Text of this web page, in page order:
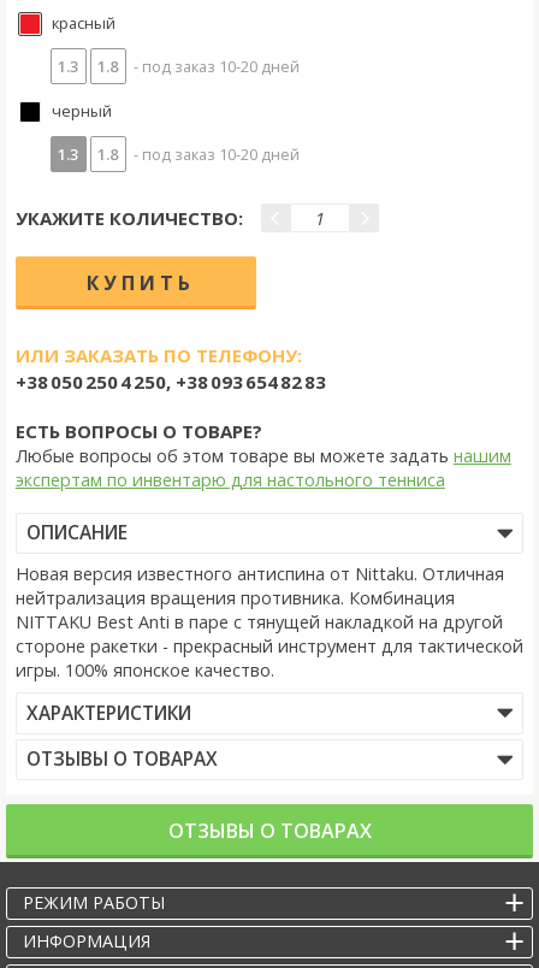
красный
1.3
1.8 - под заказ 10-20 дней
черный
1.3
1.8 - под заказ 10-20 дней
УКАЖИТЕ КОЛИЧЕСТВО:
ИЛИ ЗАКАЗАТЬ ПО ТЕЛЕФОНУ:
+38 050 250 4 250, +38 093 654 82 83
ЕСТЬ ВОПРОСЫ О ТОВАРЕ?
Любые вопросы об этом товаре вы можете задать нашим
экспертам по инвентарю для настольного тенниса
ОПИСАНИЕ
Новая версия известного антиспина от Nittaku. Отличная
нейтрализация вращения противника. Комбинация
NITTAKU Best Anti в паре с тянущей накладкой на другой
стороне ракетки - прекрасный инструмент для тактической
игры. 100% японское качество.
ХАРАКТЕРИСТИКИ
ОТЗЫВЫ О ТОВАРАХ
ОТЗЫВЫ О ТОВАРАХ
РЕЖИМ РАБОТЫ
ИНФОРМАЦИЯ